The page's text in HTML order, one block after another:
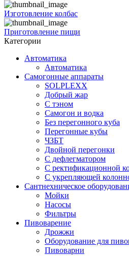
Изготовление колбас
Приготовление пищи
Категории
Автоматика
Автоматика
Самогонные аппараты
SOLPLEXX
Добрый жар
С тэном
Самогон и водка
Без перегонного куба
Перегонные кубы
ЧЗБТ
Двойной перегонки
С дефлегматором
С ректификационной
С укрепляющей
Сантнехническое
Мойки
Насосы
Фильтры
Пивоварение
Дрожжи
Оборудование для
Пивоварни